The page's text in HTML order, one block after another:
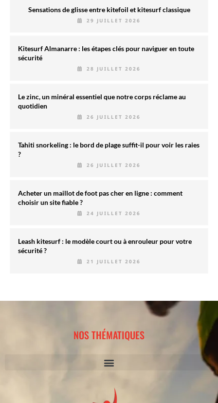
Sensations de glisse entre kitefoil et kitesurf classique
29 JUILLET 2026
Kitesurf Almanarre : les étapes clés pour naviguer en toute
sécurité
28 JUILLET 2026
Le zinc, un minéral essentiel que notre corps réclame au
quotidien
26 JUILLET 2026
Tahiti snorkeling : le bord de plage suffit-il pour voir les raies
?
26 JUILLET 2026
Acheter un maillot de foot pas cher en ligne : comment
choisir un site fiable ?
24 JUILLET 2026
Leash kitesurf : le modèle court ou à enrouleur pour votre
sécurité ?
21 JUILLET 2026
NOS THÉMATIQUES